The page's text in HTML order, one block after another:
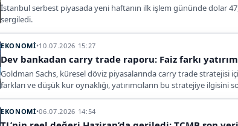
İstanbul serbest piyasada yeni haftanın ilk işlem gününde dolar
sergiledi.
EKONOMİ•10.07.2026 15:27
Dev bankadan carry trade raporu: Faiz farkı
Goldman Sachs, küresel döviz piyasalarında carry trade stratejisi
farkları ve düşük kur oynaklığı, yatırımcıların bu stratejiye ilgisini
EKONOMİ•06.07.2026 14:54